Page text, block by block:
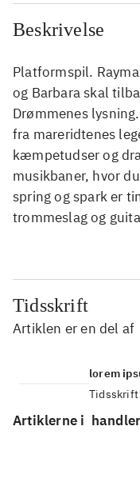
Beskrivelse
Platformspil.
og Barbara skal
Drømmenes
fra mareridtenes
kæmpetudser og
musikbaner, hvor
spring og spark er
trommeslag og
Tidsskrift
Artiklen er en del af
lorem
Tidsskrift
Artiklerne i